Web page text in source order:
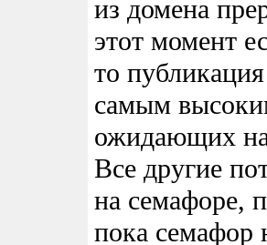
из домена
этот момент
то
самым
ожидающих на
Все другие
на семафоре,
пока семафор